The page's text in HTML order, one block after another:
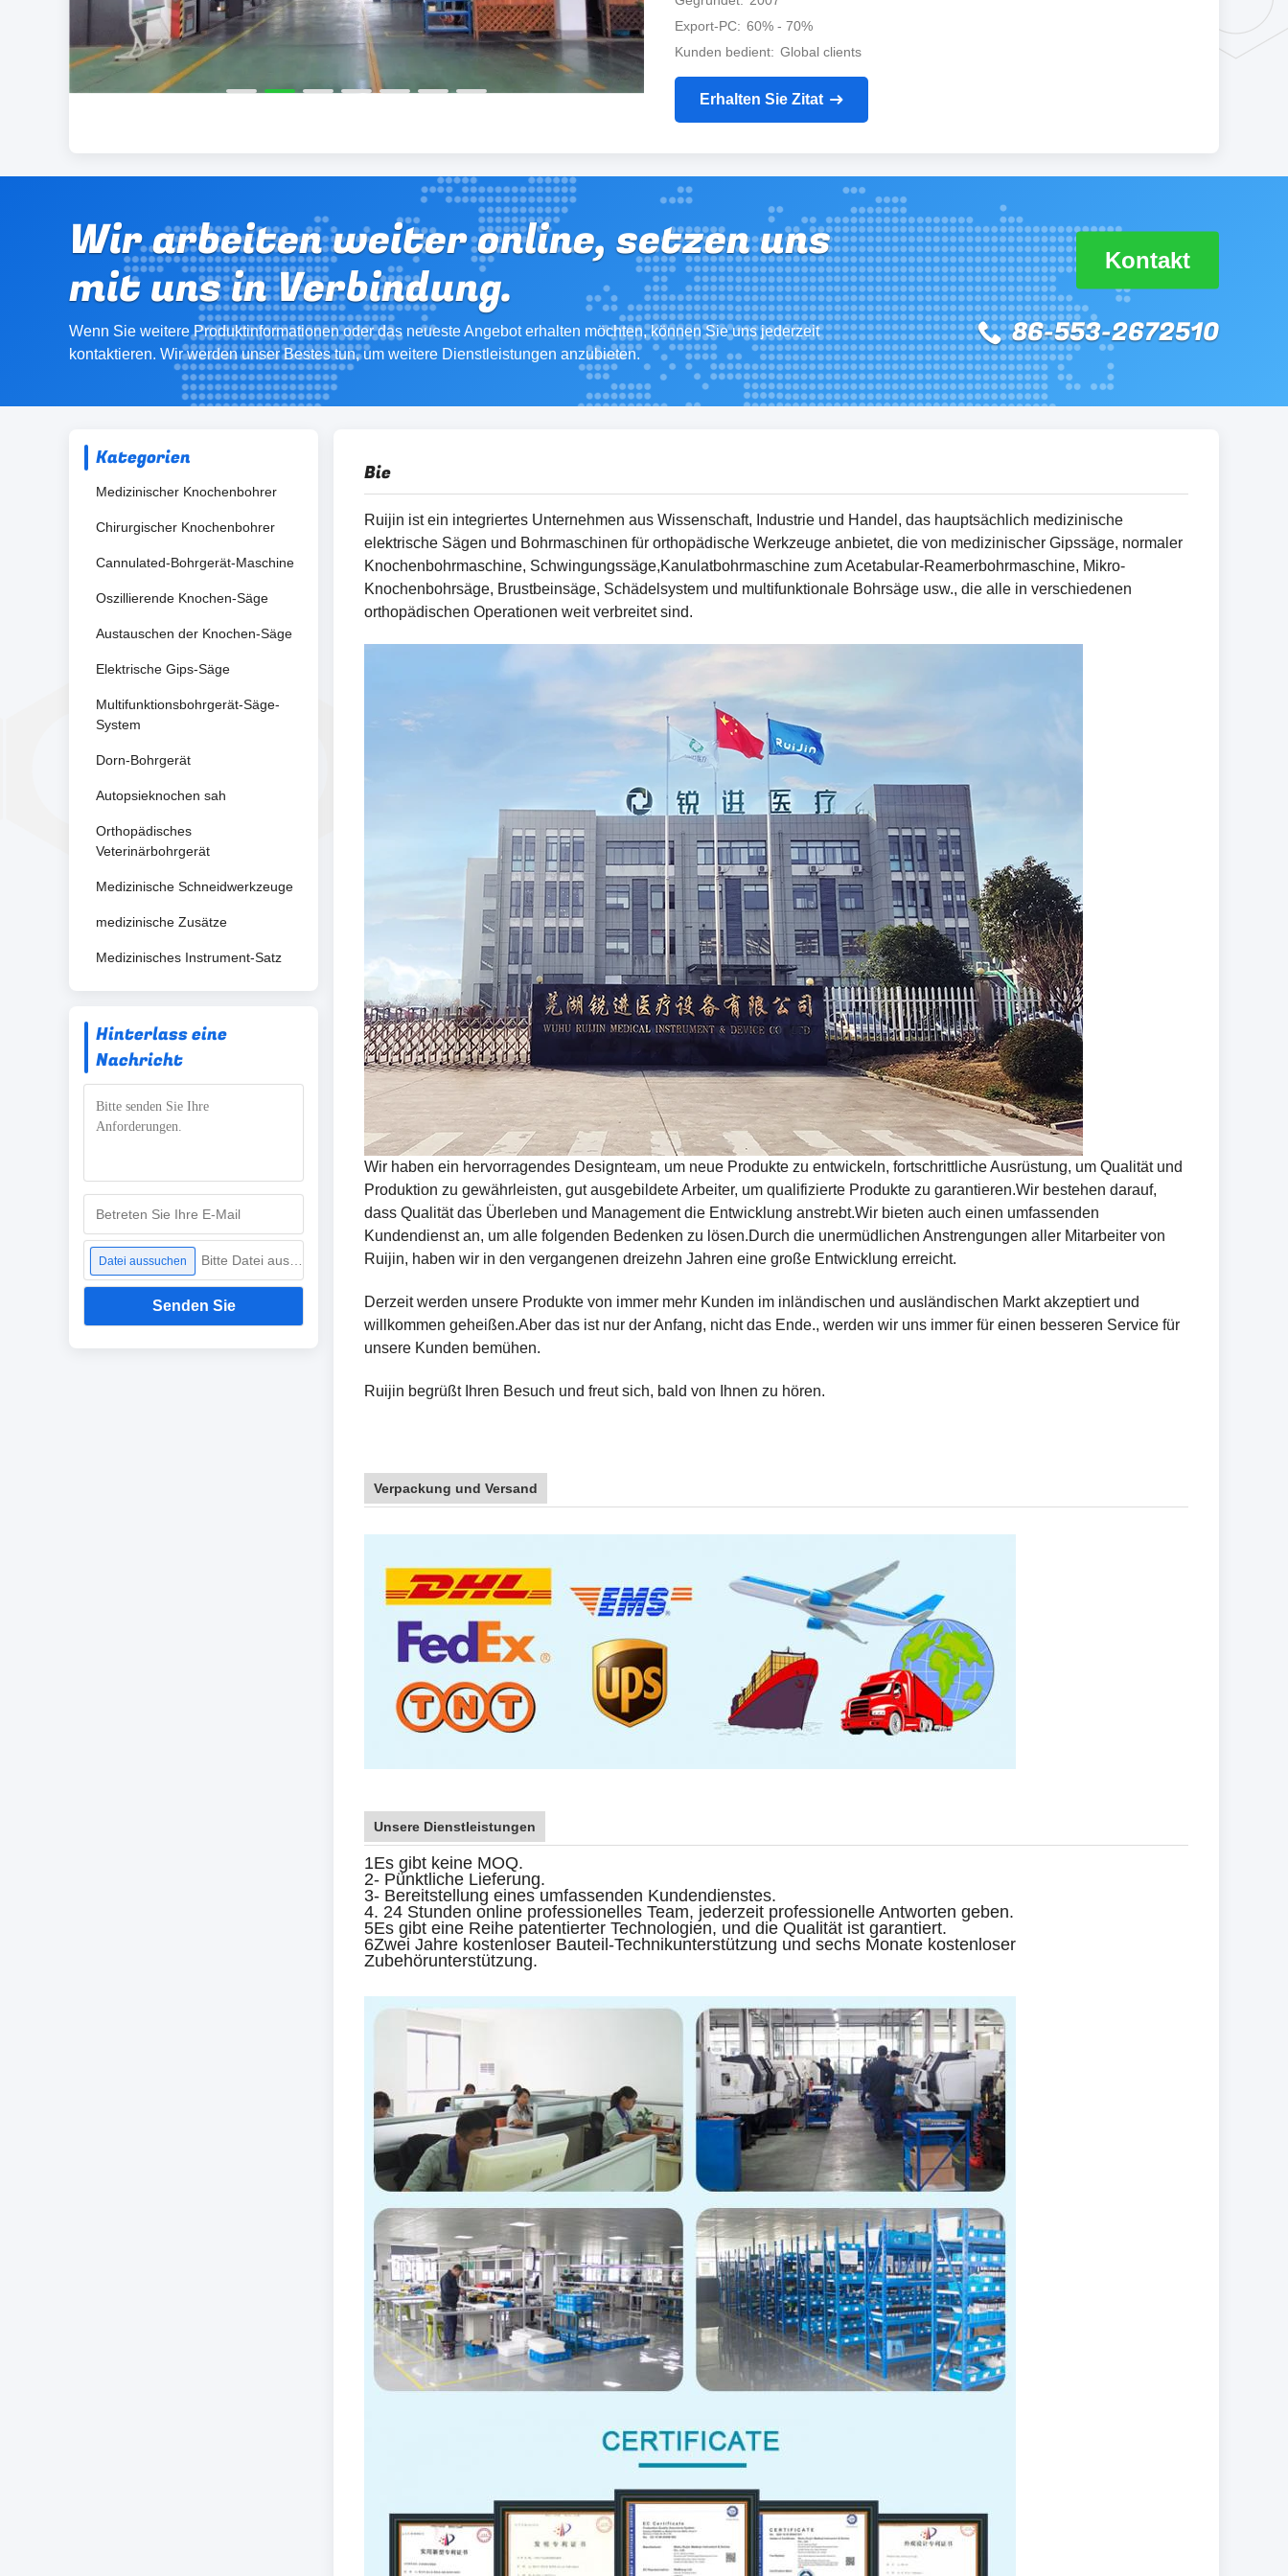
Export-PC
60% - 70%
Kunden bedient
Global clients
Erhalten Sie Zitat
Wir arbeiten weiter online, setzen uns
mit uns in Verbindung.
Wenn Sie weitere Produktinformationen oder das neueste Angebot erhalten möchten, können Sie uns jederzeit
kontaktieren. Wir werden unser Bestes tun, um weitere Dienstleistungen anzubieten.
Kontakt
86-553-2672510
Kategorien
Medizinischer Knochenbohrer
Chirurgischer Knochenbohrer
Cannulated-Bohrgerät-Maschine
Oszillierende Knochen-Säge
Austauschen der Knochen-Säge
Elektrische Gips-Säge
Multifunktionsbohrgerät-Säge-
System
Dorn-Bohrgerät
Autopsieknochen sah
Orthopädisches
Veterinärbohrgerät
Medizinische Schneidwerkzeuge
medizinische Zusätze
Medizinisches Instrument-Satz
Hinterlass eine
Nachricht
Datei aussuchen
Senden Sie
Bie
Ruijin ist ein integriertes Unternehmen aus Wissenschaft, Industrie und Handel, das hauptsächlich medizinische
elektrische Sägen und Bohrmaschinen für orthopädische Werkzeuge anbietet, die von medizinischer Gipssäge, normaler
Knochenbohrmaschine, Schwingungssäge,Kanulatbohrmaschine zum Acetabular-Reamerbohrmaschine, Mikro-
Knochenbohrsäge, Brustbeinsäge, Schädelsystem und multifunktionale Bohrsäge usw., die alle in verschiedenen
orthopädischen Operationen weit verbreitet sind.
Wir haben ein hervorragendes Designteam, um neue Produkte zu entwickeln, fortschrittliche Ausrüstung, um Qualität und
Produktion zu gewährleisten, gut ausgebildete Arbeiter, um qualifizierte Produkte zu garantieren.Wir bestehen darauf,
dass Qualität das Überleben und Management die Entwicklung anstrebt.Wir bieten auch einen umfassenden
Kundendienst an, um alle folgenden Bedenken zu lösen.Durch die unermüdlichen Anstrengungen aller Mitarbeiter von
Ruijin, haben wir in den vergangenen dreizehn Jahren eine große Entwicklung erreicht.
Derzeit werden unsere Produkte von immer mehr Kunden im inländischen und ausländischen Markt akzeptiert und
willkommen geheißen.Aber das ist nur der Anfang, nicht das Ende., werden wir uns immer für einen besseren Service für
unsere Kunden bemühen.
Ruijin begrüßt Ihren Besuch und freut sich, bald von Ihnen zu hören.
Verpackung und Versand
Unsere Dienstleistungen
1Es gibt keine MOQ.
2- Pünktliche Lieferung.
3- Bereitstellung eines umfassenden Kundendienstes.
4. 24 Stunden online professionelles Team, jederzeit professionelle Antworten geben.
5Es gibt eine Reihe patentierter Technologien, und die Qualität ist garantiert.
6Zwei Jahre kostenloser Bauteil-Technikunterstützung und sechs Monate kostenloser
Zubehörunterstützung.